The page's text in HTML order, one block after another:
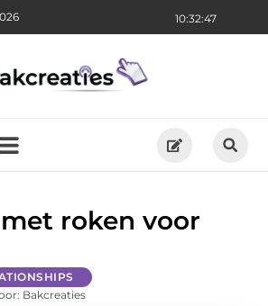
10:32:48
roken voor
Bakcreaties